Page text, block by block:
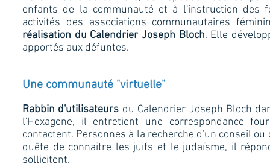
enfants de la communauté et à l'instruction des
activités des associations communautaires
réalisation du Calendrier Joseph Bloch. Elle
apportés aux défuntes.
Une communauté "virtuelle"
Rabbin d'utilisateurs du Calendrier Joseph Bloch
l'Hexagone, il entretient une correspondance
contactent. Personnes à la recherche d'un conseil
quête de connaitre les juifs et le judaïsme, il
sollicitent.